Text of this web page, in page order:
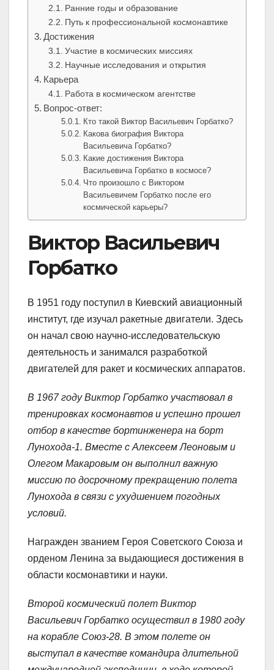
Ранние годы и образование
Путь к профессиональной космонавтике
Достижения
Участие в космических миссиях
Научные исследования и открытия
Карьера
Работа в космическом агентстве
Вопрос-ответ:
Кто такой Виктор Васильевич Горбатко?
Какова биография Виктора
Васильевича Горбатко?
Какие достижения Виктора
Васильевича Горбатко в космосе?
Что произошло с Виктором
Васильевичем Горбатко после его
космической карьеры?
Виктор Васильевич
Горбатко
В 1951 году поступил в Киевский авиационный
институт, где изучал ракетные двигатели. Здесь
он начал свою научно-исследовательскую
деятельность и занимался разработкой
двигателей для ракет и космических аппаратов.
В 1967 году Виктор Горбатко участвовал в
тренировках космонавтов и успешно прошел
отбор в качестве бортинженера на борт
Лунохода-1. Вместе с Алексеем Леоновым и
Олегом Макаровым он выполнил важную
миссию по досрочному прекращению полета
Лунохода в связи с ухудшением погодных
условий.
Награжден званием Героя Советского Союза и
орденом Ленина за выдающиеся достижения в
области космонавтики и науки.
Второй космический полет Виктор
Васильевич Горбатко осуществил в 1980 году
на корабле Союз-28. В этом полете он
выступал в качестве командира длительной